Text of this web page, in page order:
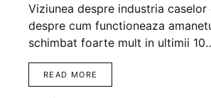
Viziunea despre industria caselor
despre cum functioneaza
schimbat foarte mult in ultimii
READ MORE